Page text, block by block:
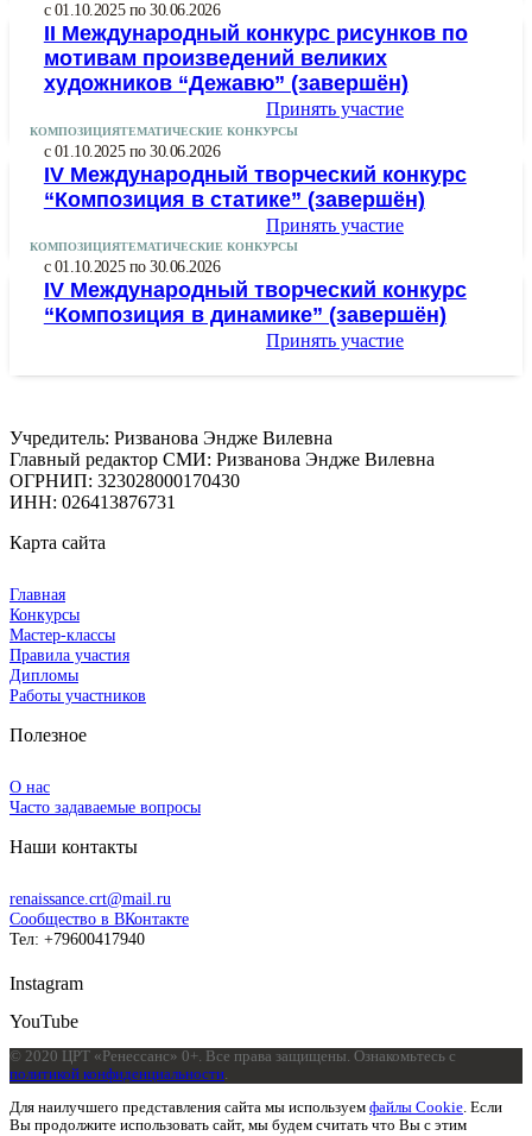
с 01.10.2025 по 30.06.2026
II Международный конкурс рисунков по
мотивам произведений великих
художников “Дежавю” (завершён)
Принять участие
КОМПОЗИЦИЯТЕМАТИЧЕСКИЕ КОНКУРСЫ
с 01.10.2025 по 30.06.2026
IV Международный творческий конкурс
“Композиция в статике” (завершён)
Принять участие
КОМПОЗИЦИЯТЕМАТИЧЕСКИЕ КОНКУРСЫ
с 01.10.2025 по 30.06.2026
IV Международный творческий конкурс
“Композиция в динамике” (завершён)
Принять участие
Учредитель: Ризванова Эндже Вилевна
Главный редактор СМИ: Ризванова Эндже Вилевна
ОГРНИП: 323028000170430
ИНН: 026413876731
Карта сайта
Главная
Конкурсы
Мастер-классы
Правила участия
Дипломы
Работы участников
Полезное
О нас
Часто задаваемые вопросы
Наши контакты
renaissance.crt@mail.ru
Сообщество в ВКонтакте
Тел: +79600417940
Instagram
YouTube
© 2020 ЦРТ «Ренессанс» 0+. Все права защищены. Ознакомьтесь с
политикой конфиденциальности
Для наилучшего представления сайта мы используем файлы Cookie . Если
Вы продолжите использовать сайт, мы будем считать что Вы с этим